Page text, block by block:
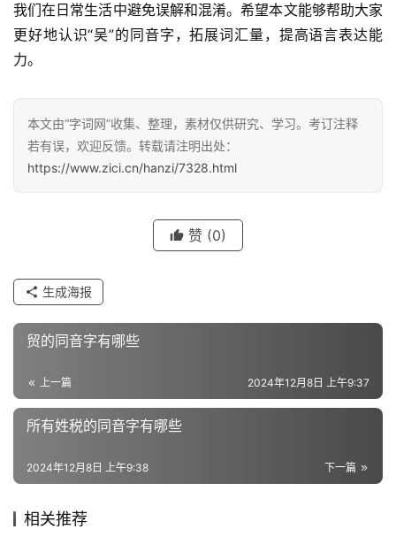
汉
字
反
义
近
词
我们在日常生活中避免误解和混淆。希望本文能够帮助大家
更好地认识“吴”的同音字，拓展词汇量，提高语言表达能
力。
本文由“字词网”收集、整理，素材仅供研究、学习。考订注释
若有误，欢迎反馈。转载请注明出处：
https://www.zici.cn/hanzi/7328.html
赞 (0)
生成海报
贸的同音字有哪些
上一篇 2024年12月8日 上午9:37
所有姓税的同音字有哪些
下一篇
2024年12月8日 上午9:38
相关推荐